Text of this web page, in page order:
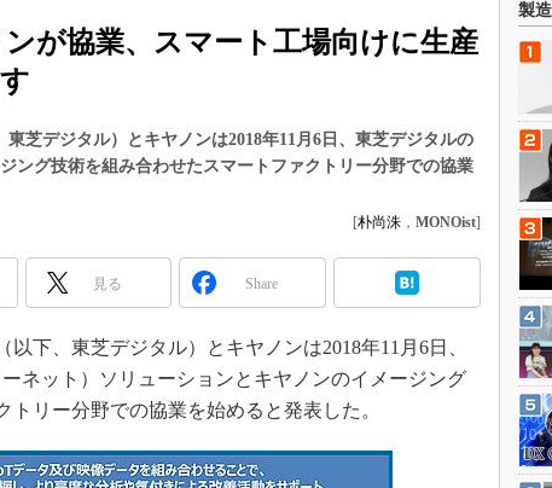
ジャパンモビリティショー
スマート工場EXPO
EdgeTech+
産業オープンネット展
組み込み画像技術
車載ソフト開発
3Dプリンタ
デジタルツインとCAE
S＆OP
インダストリー4.0
イノベーション
製造業ビッグデータ
が協業、スマート工場向けに生産
芝デジタル）とキヤノンは2018年11月6日、東芝デジタルの
ング技術を組み合わせたスマートファクトリー分野での協業
[朴尚洙 ， MONOist]
見る Share
下、東芝デジタル）とキヤノンは2018年11月6日、
ネット）ソリューションとキヤノンのイメージング
リー分野での協業を始めると発表した。
製